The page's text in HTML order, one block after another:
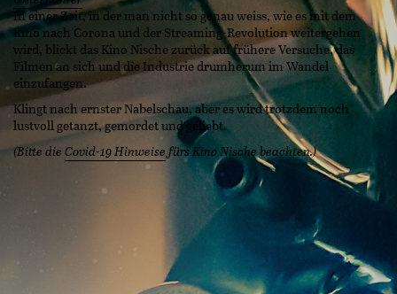
In einer Zeit, in der man nicht so genau weiss, wie es mit dem
Kino nach Corona und der Streaming-Revolution weitergehen
wird, blickt das Kino Nische zurück auf frühere Versuche, das
Filmen an sich und die Industrie drumherum im Wandel
einzufangen.
Klingt nach ernster Nabelschau, aber es wird trotzdem noch
lustvoll getanzt, gemordet und geliebt.
(Bitte dieCovid-19 Hinweisefürs Kino Nische beachten.)